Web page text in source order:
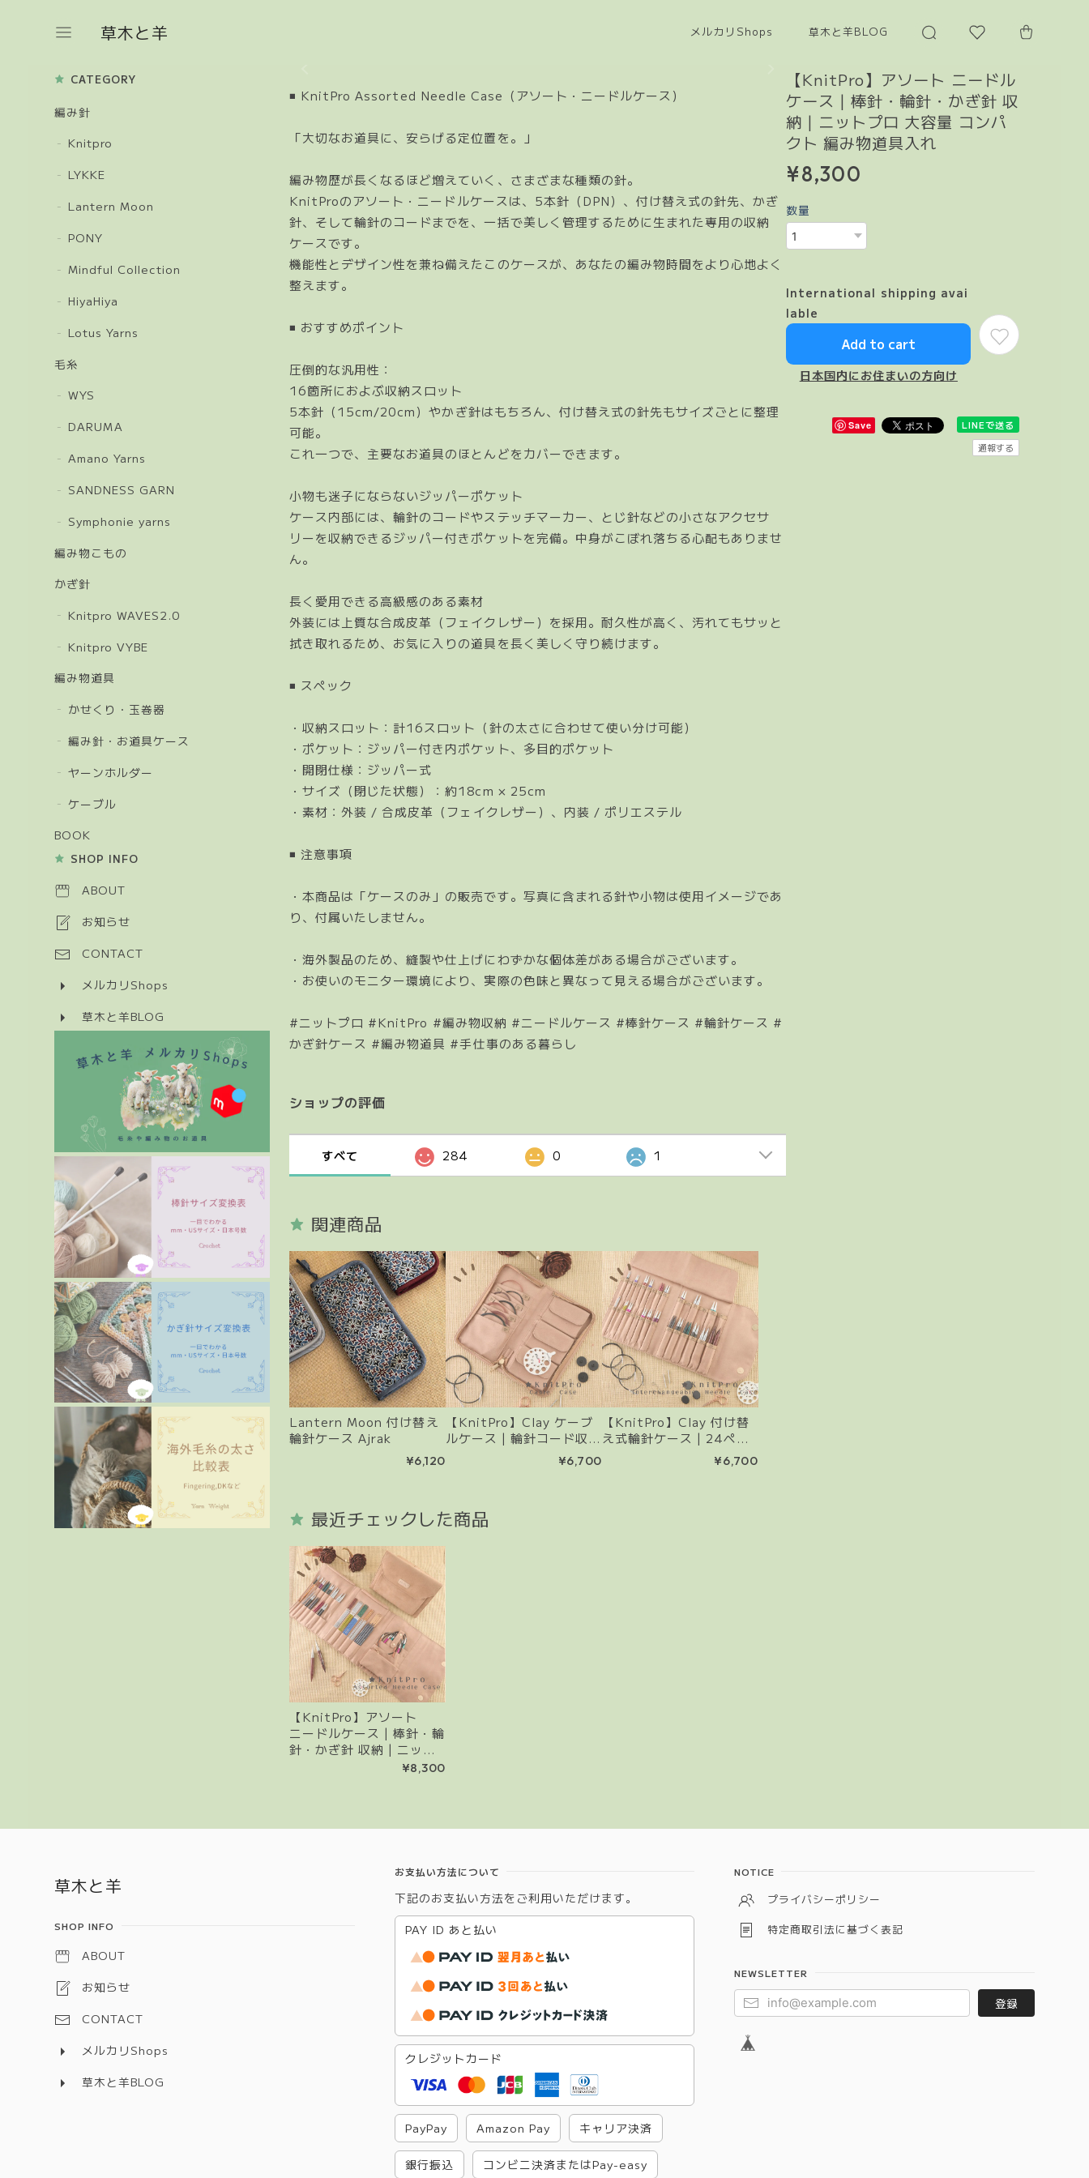
草木と羊 メルカリShops 草木と羊BLOG
CATEGORY
編み針
Knitpro
LYKKE
Lantern Moon
PONY
Mindful Collection
HiyaHiya
Lotus Yarns
毛糸
WYS
DARUMA
Amano Yarns
SANDNESS GARN
Symphonie yarns
編み物こもの
かぎ針
Knitpro WAVES2.0
Knitpro VYBE
編み物道具
かせくり・玉巻器
編み針・お道具ケース
ヤーンホルダー
ケーブル
BOOK
SHOP INFO
ABOUT
お知らせ
CONTACT
メルカリShops
草木と羊BLOG
◾️ KnitPro Assorted Needle Case（アソート・ニードルケース）
「大切なお道具に、安らげる定位置を。」
編み物歴が長くなるほど増えていく、さまざまな種類の針。
KnitProのアソート・ニードルケースは、5本針（DPN）、付け替え式の針先、かぎ
針、そして輪針のコードまでを、一括で美しく管理するために生まれた専用の収納
ケースです。
機能性とデザイン性を兼ね備えたこのケースが、あなたの編み物時間をより心地よく
整えます。
◾️ おすすめポイント
圧倒的な汎用性：
16箇所におよぶ収納スロット
5本針（15cm/20cm）やかぎ針はもちろん、付け替え式の針先もサイズごとに整理
可能。
これ一つで、主要なお道具のほとんどをカバーできます。
小物も迷子にならないジッパーポケット
ケース内部には、輪針のコードやステッチマーカー、とじ針などの小さなアクセサ
リーを収納できるジッパー付きポケットを完備。中身がこぼれ落ちる心配もありませ
ん。
長く愛用できる高級感のある素材
外装には上質な合成皮革（フェイクレザー）を採用。耐久性が高く、汚れてもサッと
拭き取れるため、お気に入りの道具を長く美しく守り続けます。
◾️ スペック
・収納スロット：計16スロット（針の太さに合わせて使い分け可能）
・ポケット：ジッパー付き内ポケット、多目的ポケット
・開閉仕様：ジッパー式
・サイズ（閉じた状態）：約18cm × 25cm
・素材：外装 / 合成皮革（フェイクレザー）、内装 / ポリエステル
◾️ 注意事項
・本商品は「ケースのみ」の販売です。写真に含まれる針や小物は使用イメージであ
り、付属いたしません。
・海外製品のため、縫製や仕上げにわずかな個体差がある場合がございます。
・お使いのモニター環境により、実際の色味と異なって見える場合がございます。
#ニットプロ #KnitPro #編み物収納 #ニードルケース #棒針ケース #輪針ケース #
かぎ針ケース #編み物道具 #手仕事のある暮らし
【KnitPro】アソート ニードル
ケース | 棒針・輪針・かぎ針 収
納 | ニットプロ 大容量 コンパ
クト 編み物道具入れ
¥8,300
数量
International shipping avai
lable
Add to cart
日本国内にお住まいの方向け
Save
LINEで送る
通報する
ショップの評価
すべて 284 0 1
関連商品
Lantern Moon 付け替え
輪針ケース Ajrak
¥6,120
【KnitPro】Clay ケーブ
ルケース | 輪針コード収納
22ポケット | ニットプロ
クレイ アースカラー 整理
¥6,700
【KnitPro】Clay 付け替
え式輪針ケース | 24ペア
収納 | ニットプロ クレイ
アースカラー 針先整理 編
¥6,700
最近チェックした商品
【KnitPro】アソート
ニードルケース | 棒針・輪
針・かぎ針 収納 | ニット
プロ 大容量 コンパクト 編
¥8,300
Information
草木と羊
SHOP INFO
ABOUT
お知らせ
CONTACT
メルカリShops
草木と羊BLOG
お支払い方法について
下記のお支払い方法をご利用いただけます。
PAY ID あと払い
クレジットカード
PayPay Amazon Pay キャリア決済
銀行振込 コンビニ決済またはPay-easy
NOTICE
プライバシーポリシー
特定商取引法に基づく表記
NEWSLETTER
登録